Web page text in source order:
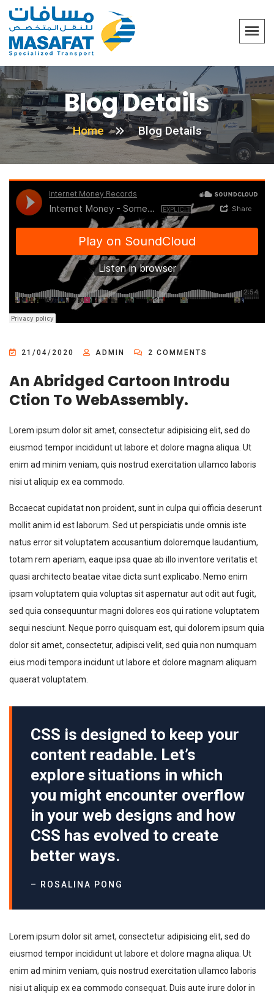
Blog Details
Home Blog Details
21/04/2020 ADMIN 2 COMMENTS
An Abridged Cartoon Introdu
Ction To WebAssembly.
Lorem ipsum dolor sit amet, consectetur adipisicing elit, sed do
eiusmod tempor incididunt ut labore et dolore magna aliqua. Ut
enim ad minim veniam, quis nostrud exercitation ullamco laboris
nisi ut aliquip ex ea commodo.
Bccaecat cupidatat non proident, sunt in culpa qui officia deserunt
mollit anim id est laborum. Sed ut perspiciatis unde omnis iste
natus error sit voluptatem accusantium doloremque laudantium,
totam rem aperiam, eaque ipsa quae ab illo inventore veritatis et
quasi architecto beatae vitae dicta sunt explicabo. Nemo enim
ipsam voluptatem quia voluptas sit aspernatur aut odit aut fugit,
sed quia consequuntur magni dolores eos qui ratione voluptatem
sequi nesciunt. Neque porro quisquam est, qui dolorem ipsum quia
dolor sit amet, consectetur, adipisci velit, sed quia non numquam
eius modi tempora incidunt ut labore et dolore magnam aliquam
quaerat voluptatem.
CSS is designed to keep your
content readable. Let’s
explore situations in which
you might encounter overflow
in your web designs and how
CSS has evolved to create
better ways.
– ROSALINA PONG
Lorem ipsum dolor sit amet, consectetur adipisicing elit, sed do
eiusmod tempor incididunt ut labore et dolore magna aliqua. Ut
enim ad minim veniam, quis nostrud exercitation ullamco laboris
nisi ut aliquip ex ea commodo consequat. Duis aute irure dolor in